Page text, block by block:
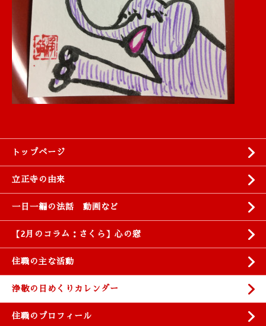
トップページ
立正寺の由来
一日一編の法話 動画など
【2月のコラム：さくら】心の窓
住職の主な活動
浄敬の日めくりカレンダー
住職のプロフィール